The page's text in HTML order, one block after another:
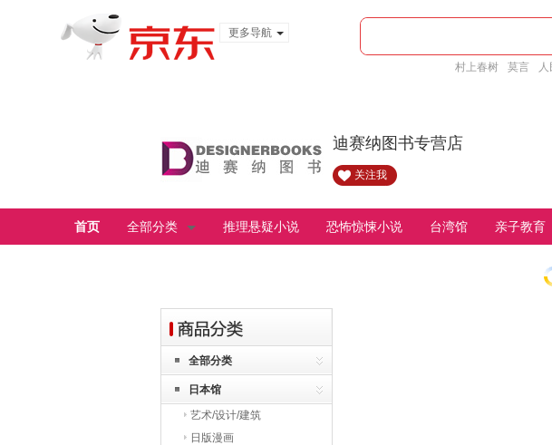
更多导航
村上春树 莫言
迪赛纳图书专营店
关注我
首页 全部分类 推理悬疑小说 恐怖惊悚小说 台湾馆 亲子教育
全部分类
日本馆
艺术/设计/建筑
日版漫画